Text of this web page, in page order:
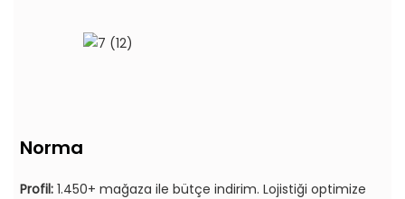
Norma
Profil: 1.450+ mağaza ile bütçe indirim. Lojistiği optimize